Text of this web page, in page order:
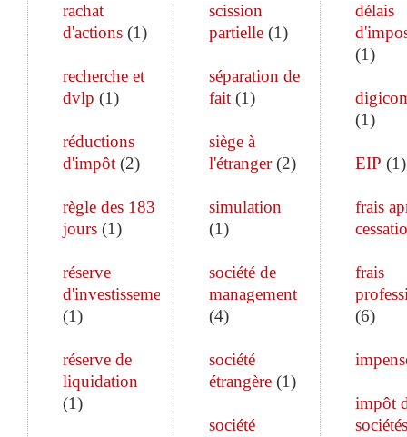
rachat
d'actions (1)
recherche et
dvlp (1)
réductions
d'impôt (2)
règle des 183
jours (1)
réserve
d'investissement
(1)
réserve de
liquidation
(1)
scission
partielle(1)
séparation de
fait(1)
siège à
l'étranger(2)
simulation
(1)
société de
management
(4)
société
étrangère(1)
société
délais
(1)
(1)
EIP (1)
frais
frais
(6)
impôt
sociétés